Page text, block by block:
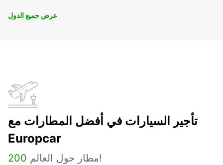
عرض جميع الدول
تأجير السيارات في أفضل المطارات مع
Europcar
200 مطار حول العالم!